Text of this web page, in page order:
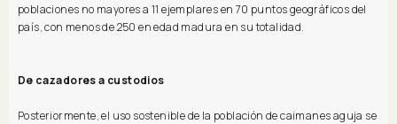
poblaciones no mayores a 11 ejemplares en 70 puntos geográficos del
país, con menos de 250 en edad madura en su totalidad.
De cazadores a custodios
Posteriormente, el uso sostenible de la población de caimanes aguja se